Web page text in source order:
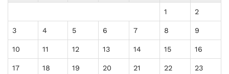
1 2
3 4 5 6 7 8 9
10 11 12 13 14 15 16
17 18 19 20 21 22 23